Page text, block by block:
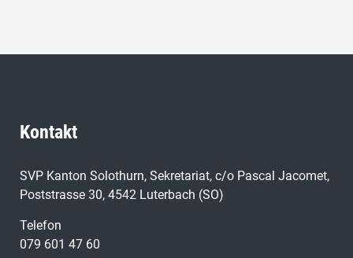
Kontakt
SVP Kanton Solothurn, Sekretariat, c/o Pascal Jacomet,
Poststrasse 30, 4542 Luterbach (SO)
Telefon
079 601 47 60